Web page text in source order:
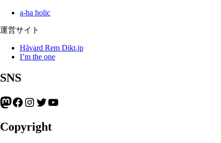
a-ha holic
運営サイト
Håvard Rem Dikt.jp
I’m the one
SNS
Mastodon
Facebook
Instagram
Twitter
YouTube
Copyright